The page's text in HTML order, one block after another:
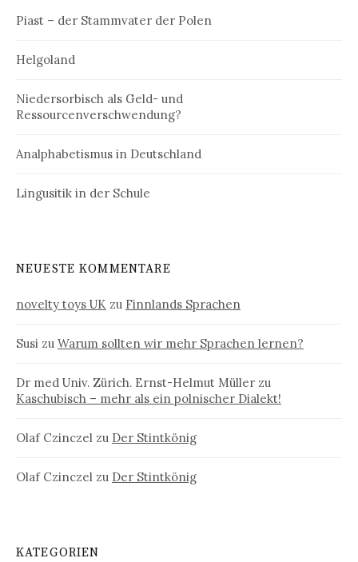
Piast – der Stammvater der Polen
Helgoland
Niedersorbisch als Geld- und
Ressourcenverschwendung?
Analphabetismus in Deutschland
Lingusitik in der Schule
NEUESTE KOMMENTARE
novelty toys UK zu Finnlands Sprachen
Susi zu Warum sollten wir mehr Sprachen lernen?
Dr med Univ. Zürich. Ernst-Helmut Müller zu
Kaschubisch – mehr als ein polnischer Dialekt!
Olaf Czinczel zu Der Stintkönig
Olaf Czinczel zu Der Stintkönig
KATEGORIEN